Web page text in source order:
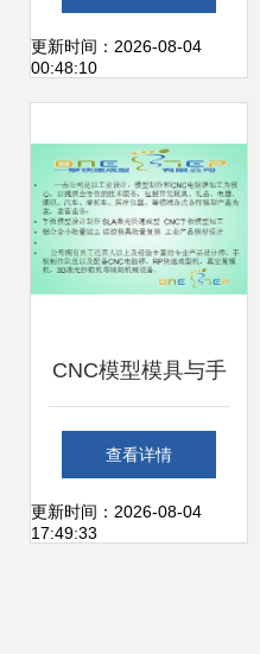
计与开发
更新时间：2026-08-04
00:48:10
CNC模型模具与手
板模型加工 价格、
厂家选型与3D梦工
查看详情
更新时间：2026-08-04
17:49:33